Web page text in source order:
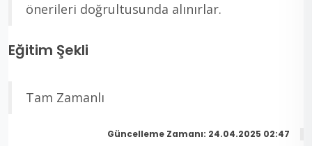
önerileri doğrultusunda alınırlar.
Eğitim Şekli
Tam Zamanlı
Güncelleme Zamanı: 24.04.2025 02:47